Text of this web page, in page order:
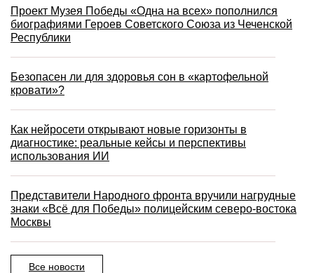
Проект Музея Победы «Одна на всех» пополнился
биографиями Героев Советского Союза из Чеченской
Республики
Безопасен ли для здоровья сон в «картофельной
кровати»?
Как нейросети открывают новые горизонты в
диагностике: реальные кейсы и перспективы
использования ИИ
Представители Народного фронта вручили нагрудные
знаки «Всё для Победы» полицейским северо-востока
Москвы
Все новости